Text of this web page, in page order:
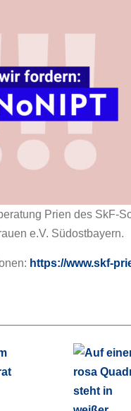
Prien des SkF-
e.V. Südostbayern.
https://www.skf-